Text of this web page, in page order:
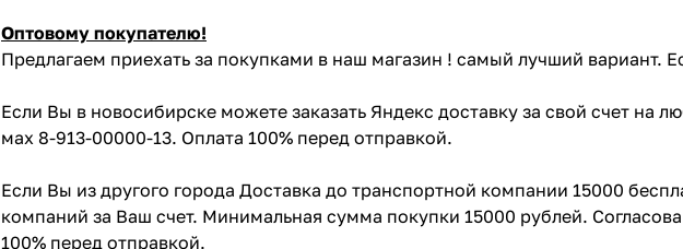
Оптовому покупателю!
Предлагаем приехать за покупками в наш магазин ! самый лучший вариант.
Если Вы в новосибирске можете заказать Яндекс доставку за свой счет на
мах 8-913-00000-13. Оплата 100% перед отправкой.
Если Вы из другого города Доставка до транспортной компании 15000
компаний за Ваш счет. Минимальная сумма покупки 15000 рублей.
100% перед отправкой.